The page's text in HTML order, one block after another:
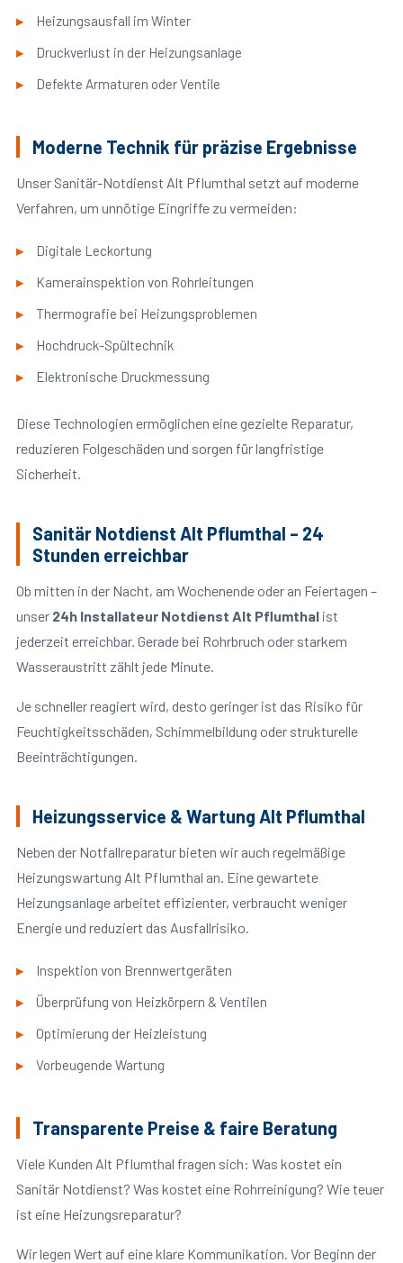
Heizungsausfall im Winter
Druckverlust in der Heizungsanlage
Defekte Armaturen oder Ventile
Moderne Technik für präzise Ergebnisse
Unser Sanitär-Notdienst Alt Pflumthal setzt auf moderne
Verfahren, um unnötige Eingriffe zu vermeiden:
Digitale Leckortung
Kamerainspektion von Rohrleitungen
Thermografie bei Heizungsproblemen
Hochdruck-Spültechnik
Elektronische Druckmessung
Diese Technologien ermöglichen eine gezielte Reparatur,
reduzieren Folgeschäden und sorgen für langfristige
Sicherheit.
Sanitär Notdienst Alt Pflumthal – 24
Stunden erreichbar
Ob mitten in der Nacht, am Wochenende oder an Feiertagen –
unser 24h Installateur Notdienst Alt Pflumthalist
jederzeit erreichbar. Gerade bei Rohrbruch oder starkem
Wasseraustritt zählt jede Minute.
Je schneller reagiert wird, desto geringer ist das Risiko für
Feuchtigkeitsschäden, Schimmelbildung oder strukturelle
Beeinträchtigungen.
Heizungsservice & Wartung Alt Pflumthal
Neben der Notfallreparatur bieten wir auch regelmäßige
Heizungswartung Alt Pflumthal an. Eine gewartete
Heizungsanlage arbeitet effizienter, verbraucht weniger
Energie und reduziert das Ausfallrisiko.
Inspektion von Brennwertgeräten
Überprüfung von Heizkörpern & Ventilen
Optimierung der Heizleistung
Vorbeugende Wartung
Transparente Preise & faire Beratung
Viele Kunden Alt Pflumthal fragen sich: Was kostet ein
Sanitär Notdienst? Was kostet eine Rohrreinigung? Wie teuer
ist eine Heizungsreparatur?
Wir legen Wert auf eine klare Kommunikation. Vor Beginn der